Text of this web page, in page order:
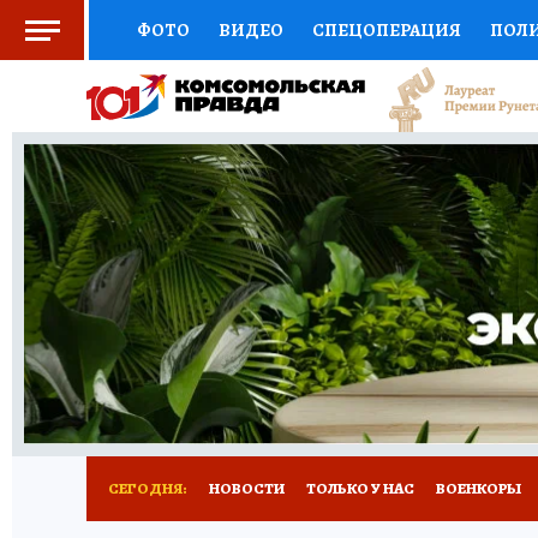
ФОТО ВИДЕО СПЕЦОПЕРАЦИЯ
СОЦПОДДЕРЖКА НАУКА СПОРТ
ВЫБОР ЭКСПЕРТОВ ДОКТОР
КНИЖНАЯ ПОЛКА ПРОГНОЗЫ НА СПОРТ
ПРЕСС-ЦЕНТР НЕДВИЖИМОСТЬ
РАДИО КП РЕКЛАМА ТЕСТЫ НОВОЕ
СЕГОДНЯ: НОВОСТИ ТОЛЬКО У НАС ВОЕНКОРЫ